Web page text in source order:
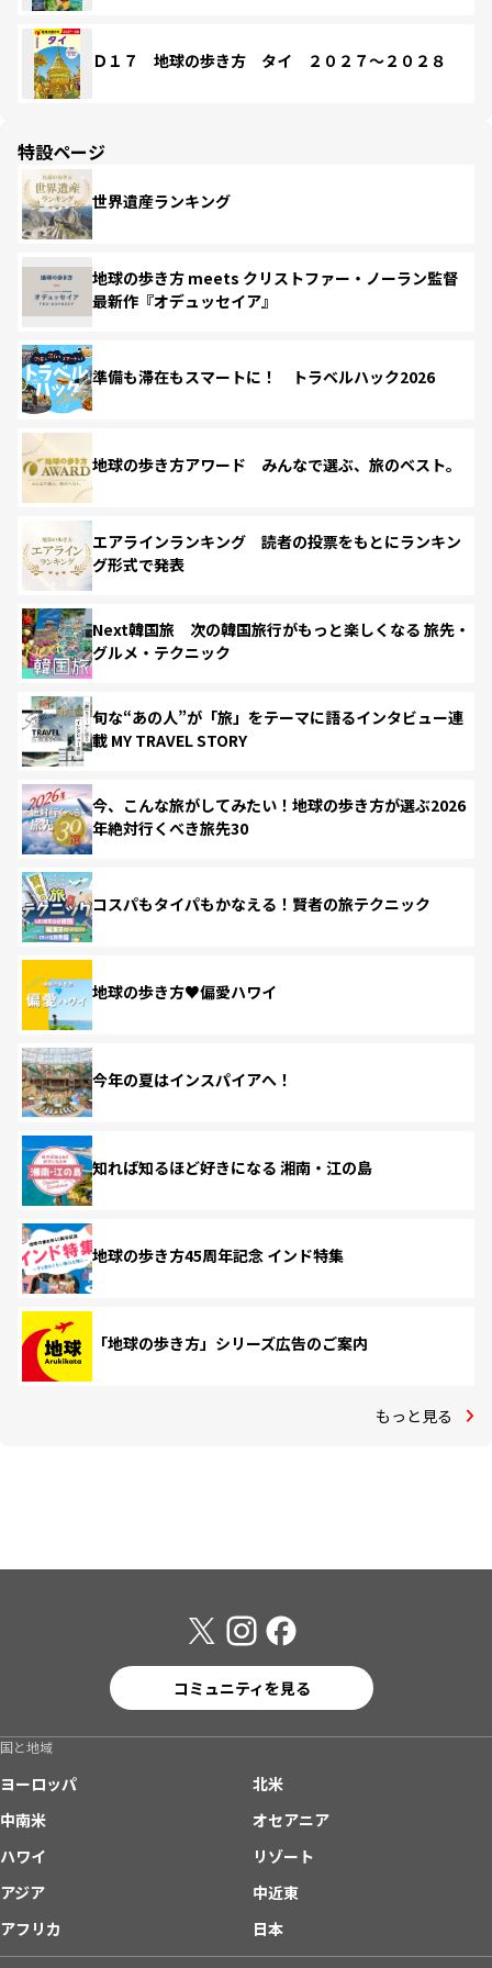
Ｄ１７ 地球の歩き方 タイ ２０２７～２０２８
特設ページ
世界遺産ランキング
地球の歩き方 meets クリストファー・ノーラン監督
最新作『オデュッセイア』
準備も滞在もスマートに！ トラベルハック2026
地球の歩き方アワード みんなで選ぶ、旅のベスト。
エアラインランキング 読者の投票をもとにランキン
グ形式で発表
Next韓国旅 次の韓国旅行がもっと楽しくなる 旅先・
グルメ・テクニック
旬な“あの人”が「旅」をテーマに語るインタビュー連
載 MY TRAVEL STORY
今、こんな旅がしてみたい！地球の歩き方が選ぶ2026
年絶対行くべき旅先30
コスパもタイパもかなえる！賢者の旅テクニック
地球の歩き方♥偏愛ハワイ
今年の夏はインスパイアへ！
知れば知るほど好きになる 湘南・江の島
地球の歩き方45周年記念 インド特集
「地球の歩き方」シリーズ広告のご案内
もっと見る
コミュニティを見る
国と地域
ヨーロッパ
北米
中南米
オセアニア
ハワイ
リゾート
アジア
中近東
アフリカ
日本